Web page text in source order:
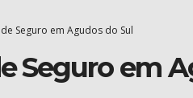
Seguro em Agudos do Sul
Seguro em